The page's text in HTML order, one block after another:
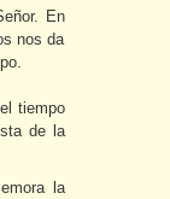
En
nos da
tiempo
de la
la